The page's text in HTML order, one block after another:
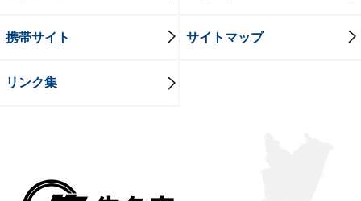
携帯サイト サイトマップ
リンク集